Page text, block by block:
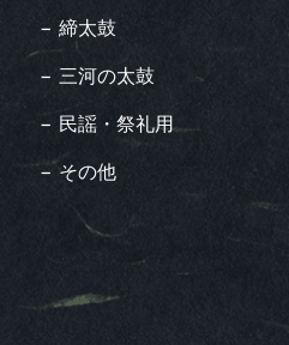
− 締太鼓
− 三河の太鼓
− 民謡・祭礼用
− その他